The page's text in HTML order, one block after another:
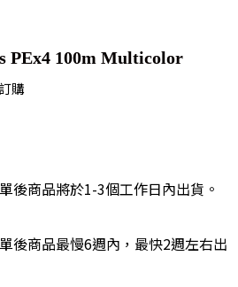
PEx4 100m Multicolor
購
商品將於1-3個工作日內出貨。
商品最慢6週內，最快2週左右出